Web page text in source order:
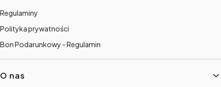
Regulaminy
Polityka prywatności
Bon Podarunkowy - Regulamin
O nas